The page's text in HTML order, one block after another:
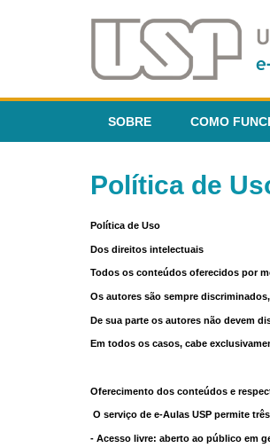
SOBRE COMO
Política de
Política de Uso
Dos direitos intelectuais
Todos os conteúdos oferecidos por
Os autores são sempre
De sua parte os autores não devem
Em todos os casos, cabe
Oferecimento dos conteúdos e
O serviço de e-Aulas USP permite
- Acesso livre: aberto ao público em